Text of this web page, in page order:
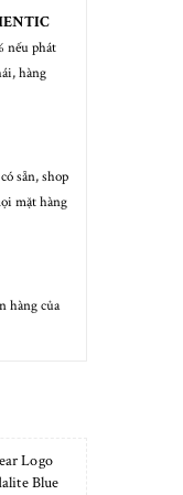
nếu phát
hàng
sẵn, shop
mặt hàng
hàng của
Logo
Blue